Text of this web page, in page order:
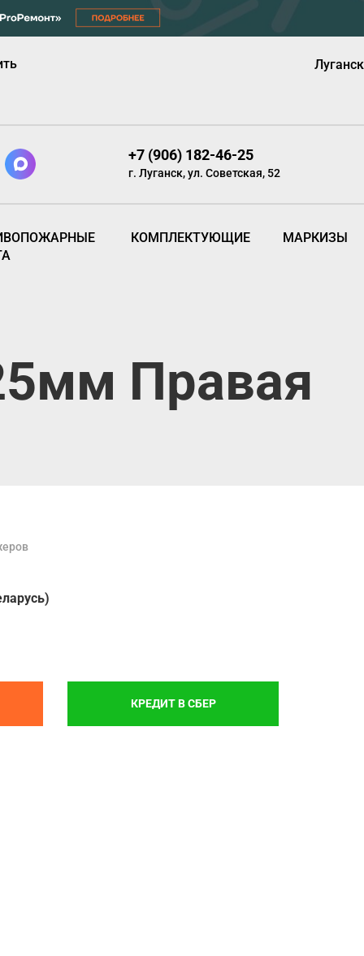
Луганск
+7 (906) 182-46-25
г. Луганск, ул. Советская, 52
КОМПЛЕКТУЮЩИЕ МАРКИЗЫ
Правая
КРЕДИТ В СБЕР